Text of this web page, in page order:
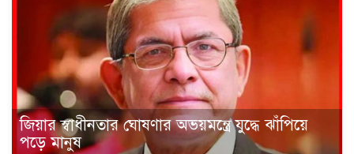
জিয়ার স্বাধীনতার ঘোষণার অভয়মন্ত্রে যুদ্ধে ঝাঁপিয়ে
পড়ে মানুষ